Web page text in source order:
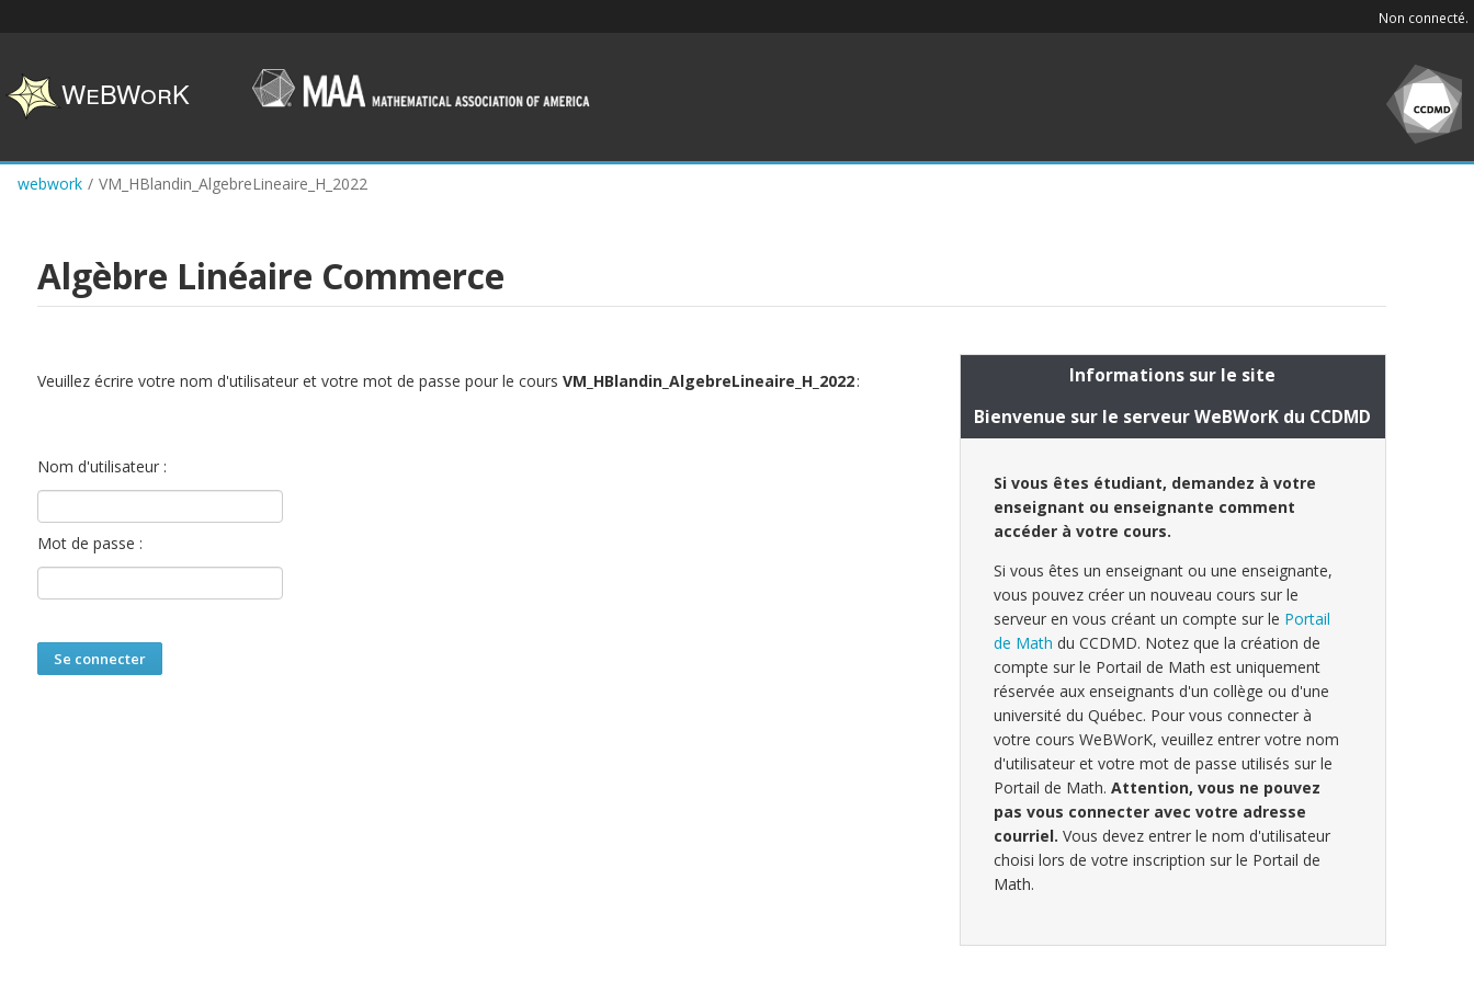
content
Non connecté.
webwork / VM_HBlandin_AlgebreLineaire_H_2022
Algèbre Linéaire Commerce
Veuillez écrire votre nom d'utilisateur et votre mot de passe pour le coursVM_HBlandin_AlgebreLineaire_H_2022:
Nom d'utilisateur :
Mot de passe :
Informations sur le site
Bienvenue sur le serveur WeBWorK du CCDMD
Si vous êtes étudiant, demandez à votre
enseignant ou enseignante comment
accéder à votre cours.
Si vous êtes un enseignant ou une enseignante,
vous pouvez créer un nouveau cours sur le
serveur en vous créant un compte sur le Portail
de Math du CCDMD. Notez que la création de
compte sur le Portail de Math est uniquement
réservée aux enseignants d'un collège ou d'une
université du Québec. Pour vous connecter à
votre cours WeBWorK, veuillez entrer votre nom
d'utilisateur et votre mot de passe utilisés sur le
Portail de Math. Attention, vous ne pouvez
pas vous connecter avec votre adresse
courriel. Vous devez entrer le nom d'utilisateur
choisi lors de votre inscription sur le Portail de
Math.